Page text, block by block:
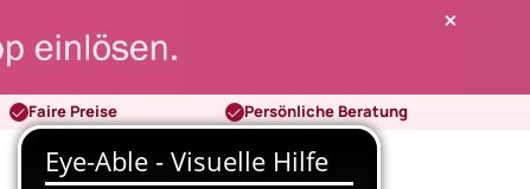
Faire Preise Persönliche Beratung